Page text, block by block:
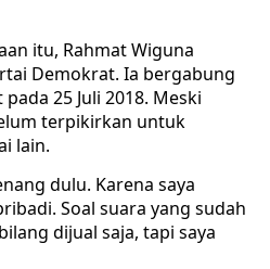
itu, Rahmat Wiguna
Demokrat. Ia bergabung
25 Juli 2018. Meski
terpikirkan untuk
lain.
dulu. Karena saya
Soal suara yang sudah
dijual saja, tapi saya